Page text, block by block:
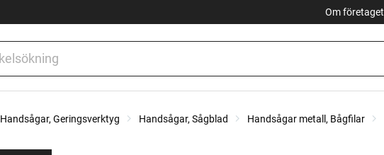
Om företaget
Handsågar, Geringsverktyg Handsågar, Sågblad
Handsågar metall, Bågfilar